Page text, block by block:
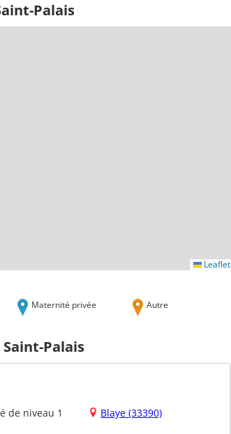
Palais
Leaflet
Maternité privée Autre
Palais
de niveau 1 Blaye (33390)